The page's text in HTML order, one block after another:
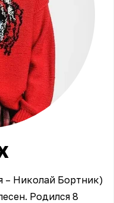
– Николай Бортник)
Родился 8